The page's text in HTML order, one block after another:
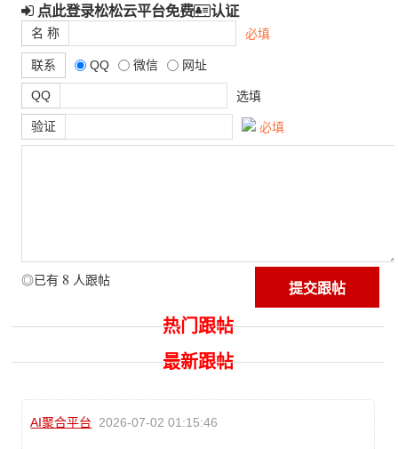
点此登录松松云平台免费 认证
名 称 必填
联系 QQ 微信 网址
QQ 选填
验证 必填
◎已有 8 人跟帖
热门跟帖
最新跟帖
AI聚合平台 2026-07-02 01:15:46